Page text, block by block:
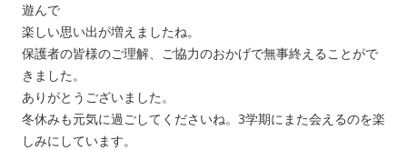
遊んで
楽しい思い出が増えましたね。
保護者の皆様のご理解、ご協力のおかげで無事終えることがで
きました。
ありがとうございました。
冬休みも元気に過ごしてくださいね。3学期にまた会えるのを楽
しみにしています。